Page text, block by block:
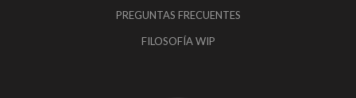
PREGUNTAS FRECUENTES
FILOSOFÍA WIP